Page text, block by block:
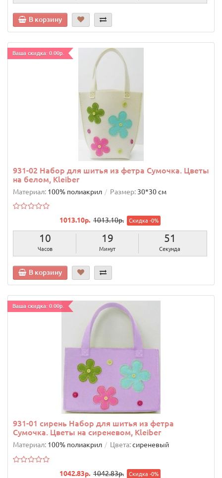
В корзину
Ваша скидка: 0.00р.
931-02 Набор для шитья из фетра Сумочка. Цветы
на белом, Kleiber
Материал: 100% полиакрил Размер: 30*30 см
1013.10р. 1013.10р. Скидка -0%
10
Часов
19
Минут
50
Секунд
В корзину
Ваша скидка: 0.00р.
931-01 сирень Набор для шитья из фетра
Сумочка. Цветы на сиреневом, Kleiber
Материал: 100% полиакрил Цвета:сиреневый
1042.83р. 1042.83р. Скидка -0%